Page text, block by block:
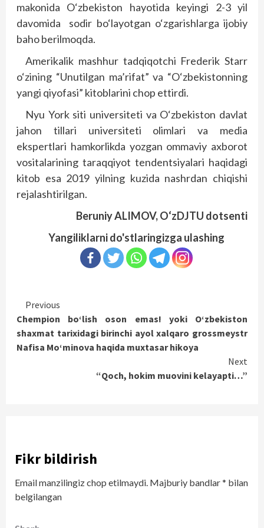
makonida O‘zbekiston hayotida keyingi 2-3 yil
davomida sodir bo‘layotgan o‘zgarishlarga ijobiy
baho berilmoqda.
Amerikalik mashhur tadqiqotchi Frederik Starr
o‘zining “Unutilgan ma’rifat” va “O‘zbekistonning
yangi qiyofasi” kitoblarini chop ettirdi.
Nyu York siti universiteti va O‘zbekiston davlat
jahon tillari universiteti olimlari va media
ekspertlari hamkorlikda yozgan omma­viy axborot
vositalarining taraqqiyot tendentsiyalari haqidagi
kitob esa 2019 yilning kuzida nashr­dan chiqishi
rejalashtirilgan.
Beruniy ALIMOV,O‘zDJTU dotsenti
Yangiliklarni do'stlaringizga ulashing
Continue
Reading
Previous
Chempion bo‘lish oson emas! yoki O‘zbekiston
shaxmat tarixidagi birinchi ayol xalqaro grossmeystr
Nafisa Mo‘minova haqida muxtasar hikoya
Next
“Qoch, hokim muovini kelayapti…”
Fikr bildirish
Email manzilingiz chop etilmaydi. Majburiy bandlar* bilan
belgilangan